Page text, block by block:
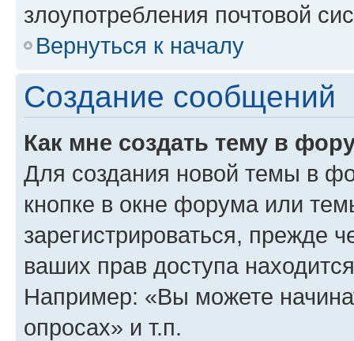
злоупотребления почтовой
Вернуться к началу
Создание сообщений
Как мне создать тему в
Для создания новой темы в
кнопке в окне форума или
зарегистрироваться, прежде
ваших прав доступа
Например: «Вы можете
опросах» и т.п.